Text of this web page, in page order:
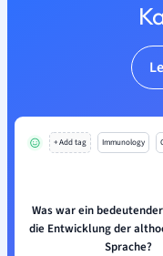
+ Add tag Immunology
Was war ein
die Entwicklung der
Sprache?